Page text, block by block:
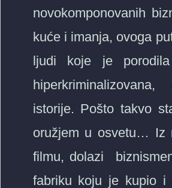
novokomponovanih
kuće i imanja, ovoga
ljudi koje je
istorije. Pošto takvo
oružjem u osvetu… Iz
filmu, dolazi
fabriku koju je kupio i